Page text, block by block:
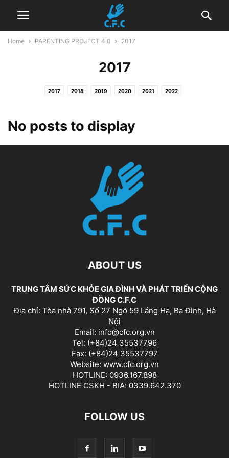
Home PARENTING PROJECT 4.0 2017
2017
2017 2018 2019 2020 2021 2022
No posts to display
ABOUT US
TRUNG TÂM SỨC KHỎE GIA ĐÌNH VÀ PHÁT TRIỂN CỘNG
ĐỒNG C.F.C
Địa chỉ: Tòa nhà 791, Số 27 Ngõ 59 Láng Hạ, Ba Đình, Hà
Nội
Email: info@cfc.org.vn
Tel: (+84)24 35537796
Fax: (+84)24 35537797
Website: www.cfc.org.vn
HOTLINE: 0936.167.898
HOTLINE CSKH - BIA: 0339.642.370
FOLLOW US